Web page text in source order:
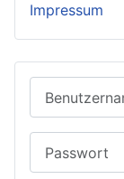
Impressum